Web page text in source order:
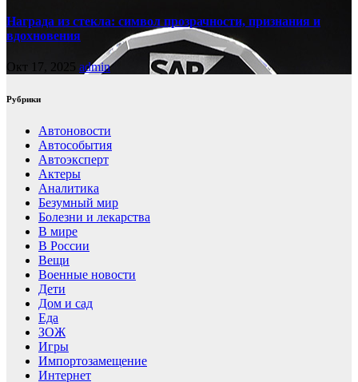
Награда из стекла: символ прозрачности, признания и
вдохновения
Окт 17, 2025 admin
Рубрики
Автоновости
Автособытия
Автоэксперт
Актеры
Аналитика
Безумный мир
Болезни и лекарства
В мире
В России
Вещи
Военные новости
Дети
Дом и сад
Еда
ЗОЖ
Игры
Импортозамещение
Интернет